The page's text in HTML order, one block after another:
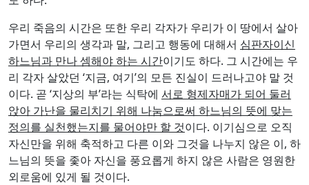
우리 죽음의 시간은 또한 우리 각자가 우리가 이 땅에서 살아
가면서 우리의 생각과 말, 그리고 행동에 대해서 심판자이신
하느님과 만나 셈해야 하는 시간이기도 하다. 그 시간에는 우
리 각자 살았던 ‘지금, 여기’의 모든 진실이 드러나고야 말 것
이다. 곧 ‘지상의 부’라는 식탁에 서로 형제자매가 되어 둘러
앉아 가난을 물리치기 위해 나눔으로써 하느님의 뜻에 맞는
정의를 실천했는지를 물어야만 할 것이다. 이기심으로 오직
자신만을 위해 축적하고 다른 이와 그것을 나누지 않은 이, 하
느님의 뜻을 좇아 자신을 풍요롭게 하지 않은 사람은 영원한
외로움에 있게 될 것이다.